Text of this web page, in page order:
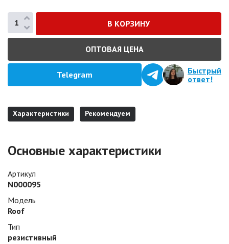
ОПТОВАЯ ЦЕНА
Telegram
Быстрый
ответ!
Характеристики Рекомендуем
Основные характеристики
Артикул
N000095
Модель
Roof
Тип
резистивный